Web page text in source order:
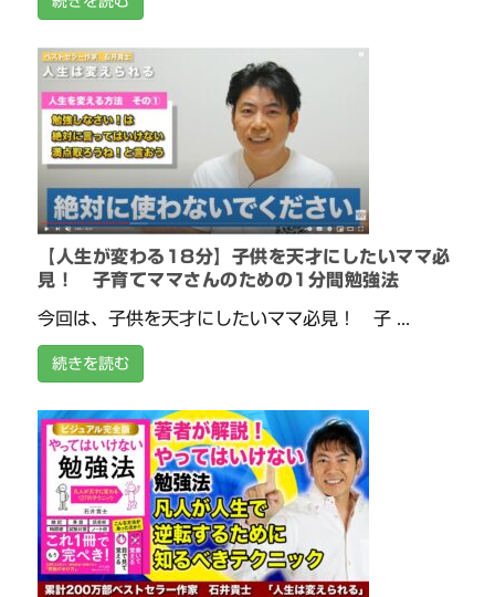
【人生が変わる18分】子供を天才にしたいママ必
見！ 子育てママさんのための1分間勉強法
今回は、子供を天才にしたいママ必見！ 子 ...
続きを読む